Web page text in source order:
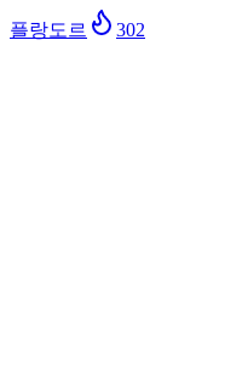
플랑도르 302